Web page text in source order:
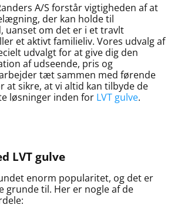
A/S forstår vigtigheden af at
der kan holde til
uanset om det er i et travlt
et aktivt familieliv. Vores udvalg af
udvalgt for at give dig den
af udseende, pris og
tæt sammen med førende
at sikre, at vi altid kan tilbyde de
løsninger inden for LVT gulve.
LVT gulve
enorm popularitet, og det er
grunde til. Her er nogle af de